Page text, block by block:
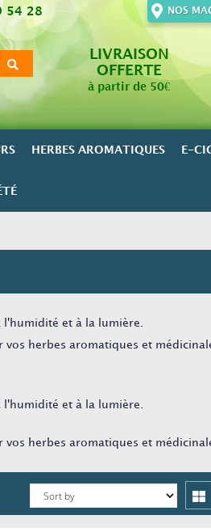
NOS
54 28
LIVRAISON
OFFERTE
à partir de 50€
HERBES AROMATIQUES E-
et à la lumière.
herbes aromatiques et
et à la lumière.
herbes aromatiques et